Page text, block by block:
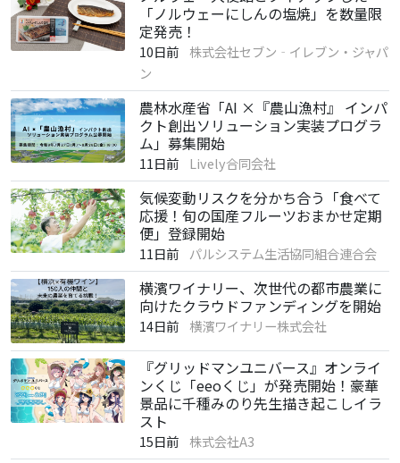
「ノルウェーにしんの塩焼」を数量限
定発売！
10日前
株式会社セブン‐イレブン・ジャパ
ン
農林水産省「AI ×『農山漁村』 インパ
クト創出ソリューション実装プログラ
ム」募集開始
11日前 Lively合同会社
気候変動リスクを分かち合う「食べて
応援！旬の国産フルーツおまかせ定期
便」登録開始
11日前 パルシステム生活協同組合連合会
横濱ワイナリー、次世代の都市農業に
向けたクラウドファンディングを開始
14日前 横濱ワイナリー株式会社
『グリッドマンユニバース』オンライ
ンくじ「eeoくじ」が発売開始！豪華
景品に千種みのり先生描き起こしイラ
スト
15日前 株式会社A3